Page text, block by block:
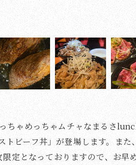
ちゃめっちゃムチャなまるさ
ビーフ丼」が登場します。ま
定となっておりますので、お早